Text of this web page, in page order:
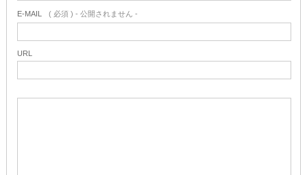
E-MAIL ( 必須 ) - 公開されません -
URL